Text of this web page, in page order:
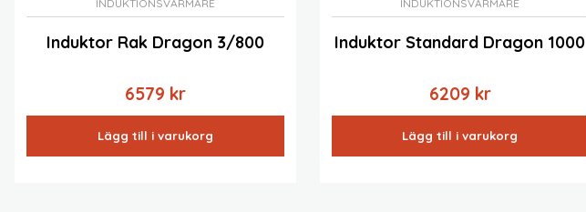
INDUKTIONSVÄRMARE
Induktor Rak Dragon 3/800
6579 kr
Lägg till i varukorg
INDUKTIONSVÄRMARE
Induktor Standard Dragon 1000
6209 kr
Lägg till i varukorg